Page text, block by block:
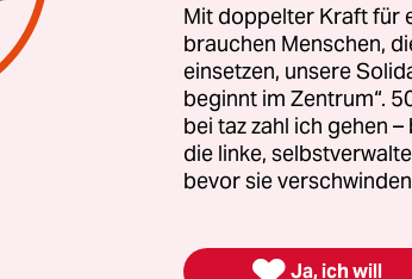
11 Kommissarinnen und 14
noch offen: Frankreich und
benennen, nachdem ihre
den Anhörungen im
Mit doppelter Kraft für
brauchen Menschen,
einsetzen, unsere
beginnt im Zentrum“.
bei taz zahl ich gehen
die linke,
bevor sie
 Ja, ich will